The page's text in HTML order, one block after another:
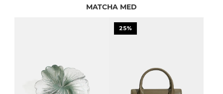
MATCHA MED
25%